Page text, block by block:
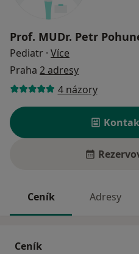
Prof. MUDr. Petr
Pediatr · Více
Praha 2 adresy
4 názory
Ceník Adresy
Ceník